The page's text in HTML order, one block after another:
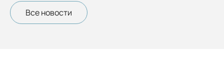
Все новости